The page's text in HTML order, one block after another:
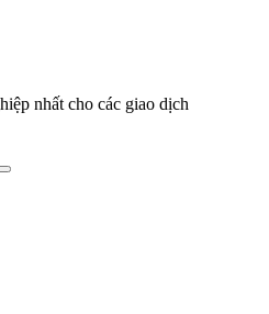
nhất cho các giao dịch